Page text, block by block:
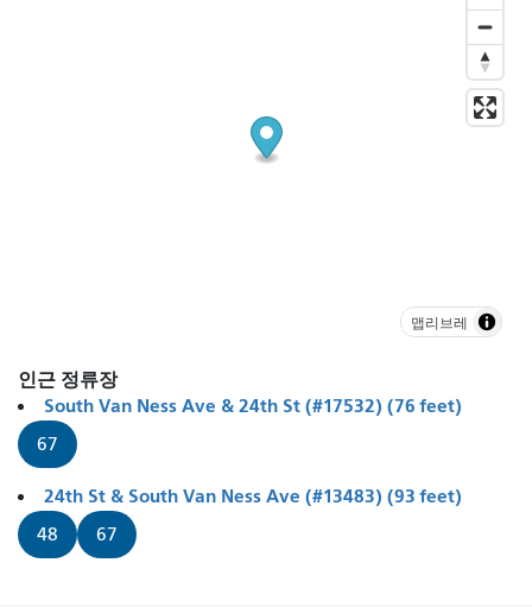
맵리브레
인근 정류장
South Van Ness Ave & 24th St (#17532) (76 feet)
67
24th St & South Van Ness Ave (#13483) (93 feet)
48 67